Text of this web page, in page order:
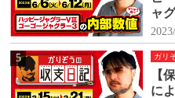
ャ
【
(火)
5 ガリ
【
に